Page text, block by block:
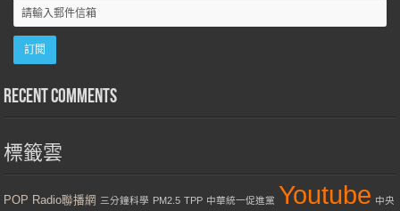
Recent Comments
標籤雲
POP Radio聯播網 三分鐘科學 PM2.5 TPP 中華統一促進黨 Youtube 中央